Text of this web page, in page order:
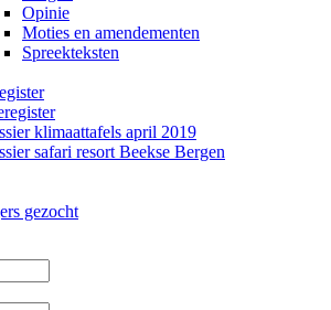
Opinie
Moties en amendementen
Spreekteksten
klimaattafels april 2019
safari resort Beekse Bergen
gezocht